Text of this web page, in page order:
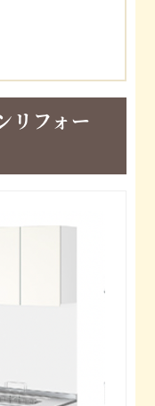
リフォー